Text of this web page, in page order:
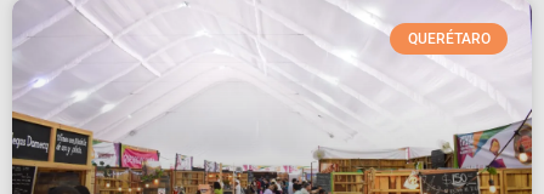
QUERÉTARO